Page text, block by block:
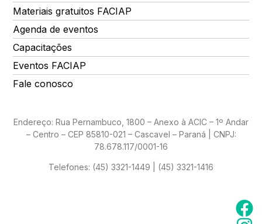
Materiais gratuitos FACIAP
Agenda de eventos
Capacitações
Eventos FACIAP
Fale conosco
Endereço: Rua Pernambuco, 1800 – Anexo à ACIC – 1º Andar
– Centro – CEP 85810-021 – Cascavel – Paraná | CNPJ:
78.678.117/0001-16
Telefones: (45) 3321-1449 | (45) 3321-1416